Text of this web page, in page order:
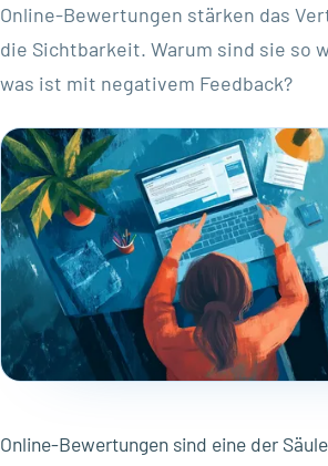
Online-Bewertungen stärken das
die Sichtbarkeit. Warum sind sie so
was ist mit negativem Feedback?
Online-Bewertungen sind eine der